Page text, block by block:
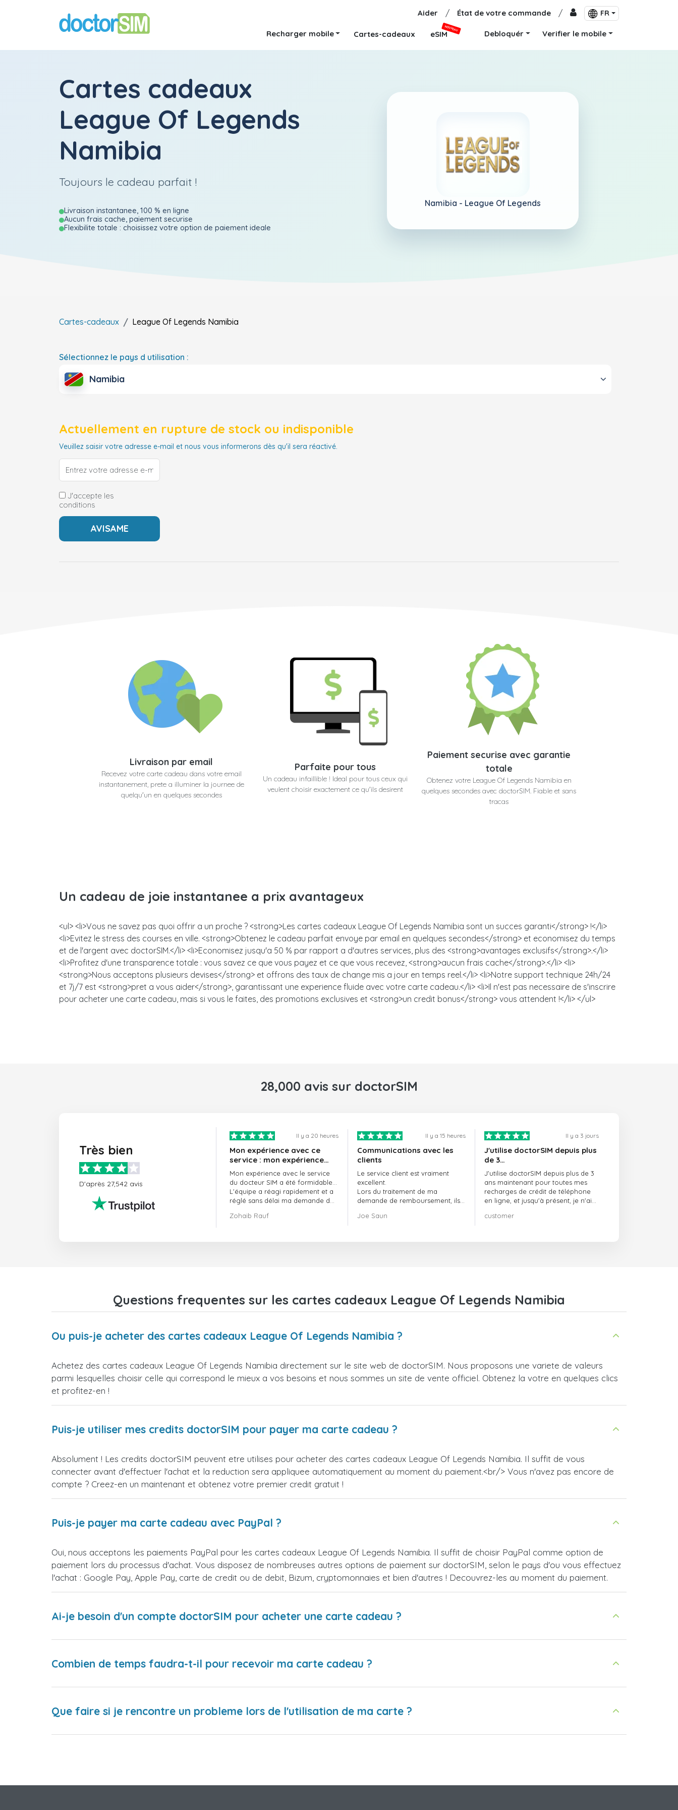
Aider / État de votre commande / FR
Recharger mobile Cartes-cadeaux eSIM
NOUVEAU
Debloquér Verifier le mobile
Cartes cadeaux
League Of Legends
Namibia
Toujours le cadeau parfait !
Livraison instantanee, 100 % en ligne
Aucun frais cache, paiement securise
Flexibilite totale : choisissez votre option de paiement ideale
Namibia - League Of Legends
Cartes-cadeaux League Of Legends Namibia
Sélectionnez le pays d utilisation :
Namibia
Actuellement en rupture de stock ou indisponible
Veuillez saisir votre adresse e-mail et nous vous informerons dès qu'il sera réactivé.
J'accepte les
conditions
Livraison par email
Recevez votre carte cadeau dans votre email
instantanement, prete a illuminer la journee de
quelqu'un en quelques secondes
Parfaite pour tous
Un cadeau infaillible ! Ideal pour tous ceux qui
veulent choisir exactement ce qu'ils desirent
Paiement securise avec garantie
totale
Obtenez votre League Of Legends Namibia en
quelques secondes avec doctorSIM. Fiable et sans
tracas
Un cadeau de joie instantanee a prix avantageux
<ul> <li>Vous ne savez pas quoi offrir a un proche ? <strong>Les cartes cadeaux League Of Legends Namibia sont un succes garanti</strong> !</li>
<li>Evitez le stress des courses en ville. <strong>Obtenez le cadeau parfait envoye par email en quelques secondes</strong> et economisez du temps
et de l'argent avec doctorSIM.</li> <li>Economisez jusqu'a 50 % par rapport a d'autres services, plus des <strong>avantages exclusifs</strong>.</li>
<li>Profitez d'une transparence totale : vous savez ce que vous payez et ce que vous recevez, <strong>aucun frais cache</strong>.</li> <li>
<strong>Nous acceptons plusieurs devises</strong> et offrons des taux de change mis a jour en temps reel.</li> <li>Notre support technique 24h/24
et 7j/7 est <strong>pret a vous aider</strong>, garantissant une experience fluide avec votre carte cadeau.</li> <li>Il n'est pas necessaire de s'inscrire
pour acheter une carte cadeau, mais si vous le faites, des promotions exclusives et <strong>un credit bonus</strong> vous attendent !</li> </ul>
28,000 avis sur doctorSIM
Très bien
D'après 27,542 avis
Il y a 20 heures
Mon expérience avec ce
service : mon expérience
avec le service de
doctorSIM a été formidable.
Mon expérience avec le service
du docteur SIM a été formidable…
L'équipe a réagi rapidement et a
réglé sans délai ma demande de
Dans l'ensemble, j'ai vraiment
Zohaib Rauf
Il y a 15 heures
Communications avec les
clients
Le service client est vraiment
excellent.
Lors du traitement de ma
demande de remboursement, ils
professionnalisme et de rapidité,
Joe Saun
Il y a 3 jours
J'utilise doctorSIM depuis plus
de 3…
J'utilise doctorSIM depuis plus de 3
ans maintenant pour toutes mes
recharges de crédit de téléphone
en ligne, et jusqu'à présent, je n'ai
vivement !!!
customer
Questions frequentes sur les cartes cadeaux League Of Legends Namibia
Ou puis-je acheter des cartes cadeaux League Of Legends Namibia ?
Achetez des cartes cadeaux League Of Legends Namibia directement sur le site web de doctorSIM. Nous proposons une variete de valeurs
parmi lesquelles choisir celle qui correspond le mieux a vos besoins et nous sommes un site de vente officiel. Obtenez la votre en quelques clics
et profitez-en !
Puis-je utiliser mes credits doctorSIM pour payer ma carte cadeau ?
Absolument ! Les credits doctorSIM peuvent etre utilises pour acheter des cartes cadeaux League Of Legends Namibia. Il suffit de vous
connecter avant d'effectuer l'achat et la reduction sera appliquee automatiquement au moment du paiement.<br/> Vous n'avez pas encore de
compte ? Creez-en un maintenant et obtenez votre premier credit gratuit !
Puis-je payer ma carte cadeau avec PayPal ?
Oui, nous acceptons les paiements PayPal pour les cartes cadeaux League Of Legends Namibia. Il suffit de choisir PayPal comme option de
paiement lors du processus d'achat. Vous disposez de nombreuses autres options de paiement sur doctorSIM, selon le pays d'ou vous effectuez
l'achat : Google Pay, Apple Pay, carte de credit ou de debit, Bizum, cryptomonnaies et bien d'autres ! Decouvrez-les au moment du paiement.
Ai-je besoin d'un compte doctorSIM pour acheter une carte cadeau ?
Combien de temps faudra-t-il pour recevoir ma carte cadeau ?
Que faire si je rencontre un probleme lors de l'utilisation de ma carte ?